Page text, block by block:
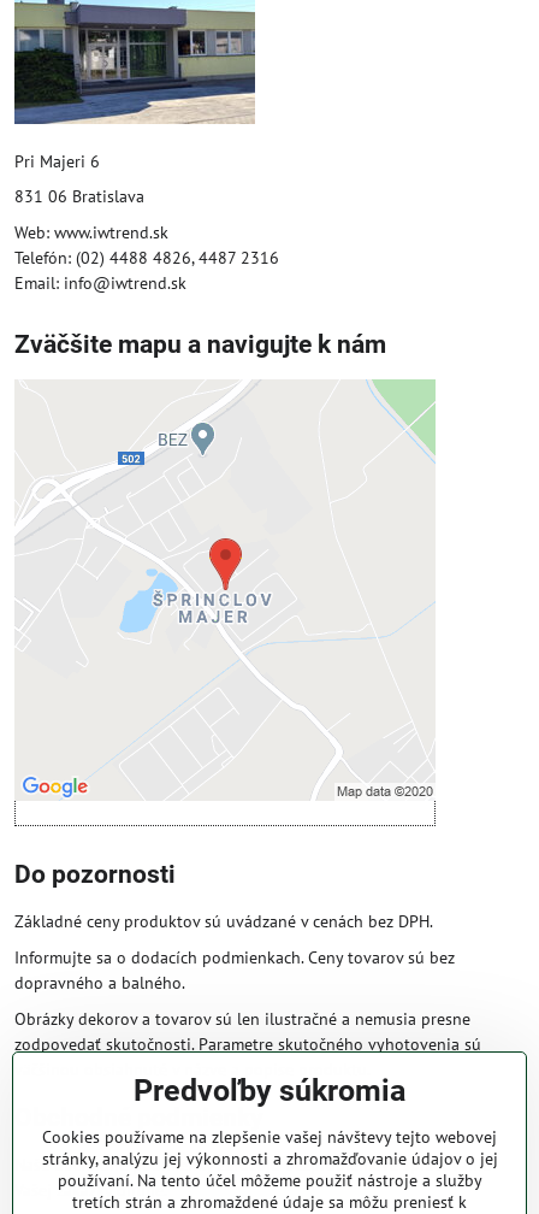
Pri Majeri 6
831 06 Bratislava
Web: www.iwtrend.sk
Telefón: (02) 4488 4826, 4487 2316
Email: info@iwtrend.sk
Zväčšite mapu a navigujte k nám
Externý obsah je blokovaný
Prajete si načítať externý obsah?
Povoliť tentokrát
Povoliť a zapamätať - súhlas s druhom
cookie: Funkčné
Otvoriť obsah v novom okne
Do pozornosti
Základné ceny produktov sú uvádzané v cenách bez DPH.
Informujte sa o dodacích podmienkach. Ceny tovarov sú bez
dopravného a balného.
Obrázky dekorov a tovarov sú len ilustračné a nemusia presne
zodpovedať skutočnosti. Parametre skutočného vyhotovenia sú
Naše obchodné podmienky zaručujú bezproblémové spracovanie
Vašej zakázky online.
Predvoľby súkromia
Cookies používame na zlepšenie vašej návštevy tejto webovej
stránky, analýzu jej výkonnosti a zhromažďovanie údajov o jej
používaní. Na tento účel môžeme použiť nástroje a služby
tretích strán a zhromaždené údaje sa môžu preniesť k